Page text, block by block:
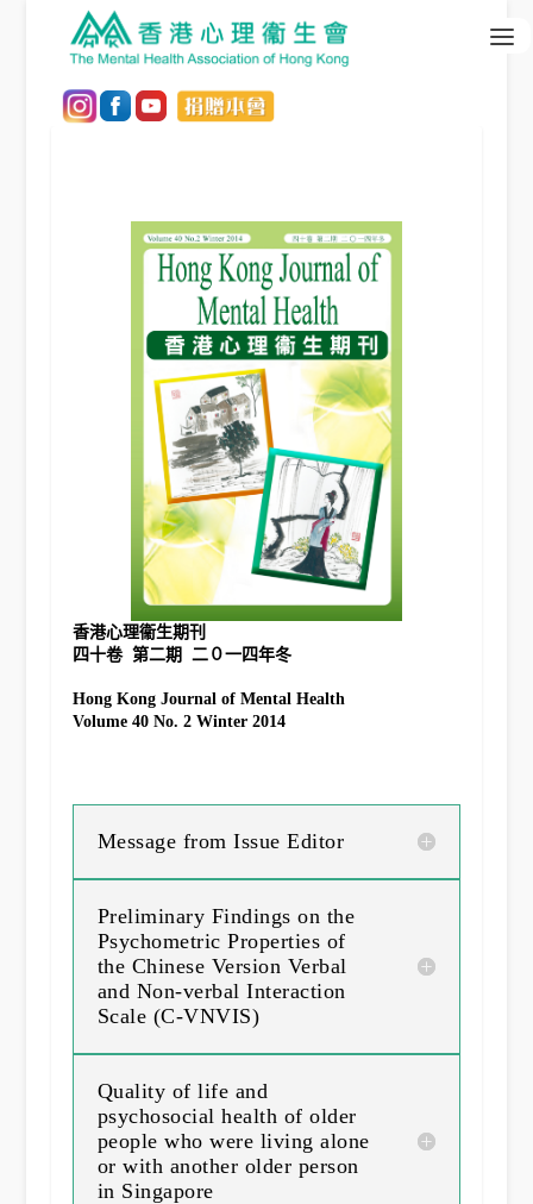
香港心理衞生期刊
四十卷  第二期  二０一四年冬
Hong Kong Journal of Mental Health
Volume 40 No. 2 Winter 2014
Message from Issue Editor
Preliminary Findings on the
Psychometric Properties of
the Chinese Version Verbal
and Non-verbal Interaction
Scale (C-VNVIS)
Quality of life and
psychosocial health of older
people who were living alone
or with another older person
in Singapore